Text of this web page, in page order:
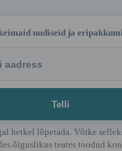
uudiseid ja
hetkel lõpetada. Võtke
õiguslikus teates toodud